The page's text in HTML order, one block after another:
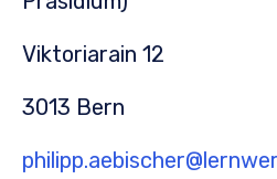
Viktoriarain 12
3013 Bern